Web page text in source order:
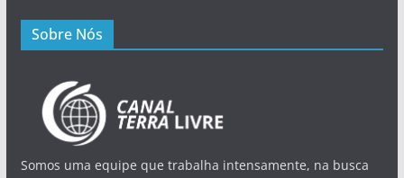
Sobre Nós
Somos uma equipe que trabalha intensamente, na busca